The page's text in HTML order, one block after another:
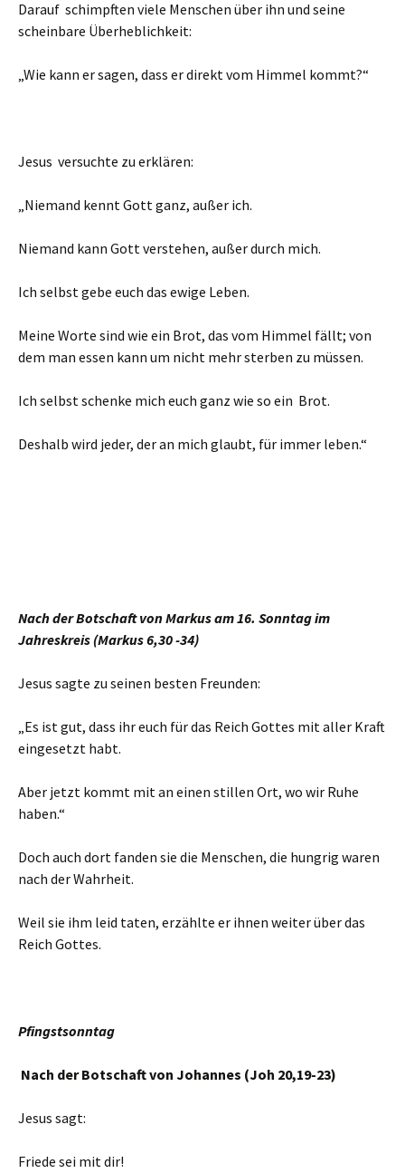
Darauf schimpften viele Menschen über ihn und seine
scheinbare Überheblichkeit:
„Wie kann er sagen, dass er direkt vom Himmel kommt?“
Jesus versuchte zu erklären:
„Niemand kennt Gott ganz, außer ich.
Niemand kann Gott verstehen, außer durch mich.
Ich selbst gebe euch das ewige Leben.
Meine Worte sind wie ein Brot, das vom Himmel fällt; von
dem man essen kann um nicht mehr sterben zu müssen.
Ich selbst schenke mich euch ganz wie so ein Brot.
Deshalb wird jeder, der an mich glaubt, für immer leben.“
Nach der Botschaft von Markus am 16. Sonntag im
Jahreskreis (Markus 6,30 -34)
Jesus sagte zu seinen besten Freunden:
„Es ist gut, dass ihr euch für das Reich Gottes mit aller Kraft
eingesetzt habt.
Aber jetzt kommt mit an einen stillen Ort, wo wir Ruhe
haben.“
Doch auch dort fanden sie die Menschen, die hungrig waren
nach der Wahrheit.
Weil sie ihm leid taten, erzählte er ihnen weiter über das
Reich Gottes.
Pfingstsonntag
Nach der Botschaft von Johannes (Joh 20,19-23)
Jesus sagt:
Friede sei mit dir!